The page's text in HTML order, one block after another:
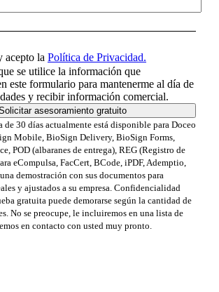
acepto la Política de Privacidad.
se utilice la información que
este formulario para mantenerme al día de
y recibir información comercial.
30 días actualmente está disponible para Doceo
Mobile, BioSign Delivery, BioSign Forms,
POD (albaranes de entrega), REG (Registro de
eCompulsa, FacCert, BCode, iPDF, Ademptio,
demostración con sus documentos para
y ajustados a su empresa. Confidencialidad
gratuita puede demorarse según la cantidad de
No se preocupe, le incluiremos en una lista de
en contacto con usted muy pronto.